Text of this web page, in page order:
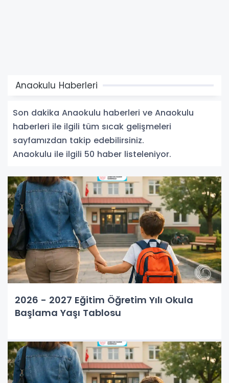
Anaokulu Haberleri
Son dakika Anaokulu haberleri ve Anaokulu
haberleri ile ilgili tüm sıcak gelişmeleri
sayfamızdan takip edebilirsiniz.
Anaokulu ile ilgili 50 haber listeleniyor.
2026 - 2027 Eğitim Öğretim Yılı Okula
Başlama Yaşı Tablosu